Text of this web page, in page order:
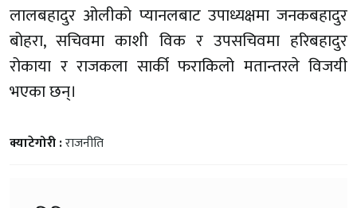
लालबहादुर ओलीको प्यानलबाट उपाध्यक्षमा जनकबहादुर
बोहरा, सचिवमा काशी विक र उपसचिवमा हरिबहादुर
रोकाया र राजकला सार्की फराकिलो मतान्तरले विजयी
भएका छन्।
क्याटेगोरी :राजनीति